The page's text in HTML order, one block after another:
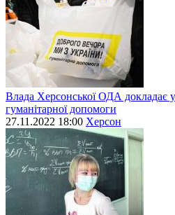
Влада Херсонської ОДА докладає
гуманітарної допомоги
27.11.2022 18:00 Херсон